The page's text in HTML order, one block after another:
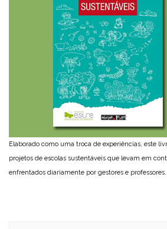
Elaborado como uma troca de experiências, este
projetos de escolas sustentáveis que levam em
enfrentados diariamente por gestores e professores.